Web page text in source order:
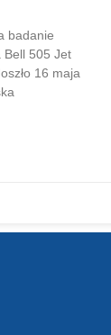
badanie
Bell 505 Jet
16 maja